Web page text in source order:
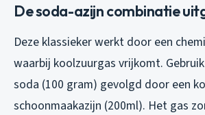
De soda-azijn combinatie
Deze klassieker werkt door een
waarbij koolzuurgas vrijkomt.
soda (100 gram) gevolgd door een
schoonmaakazijn (200ml). Het gas